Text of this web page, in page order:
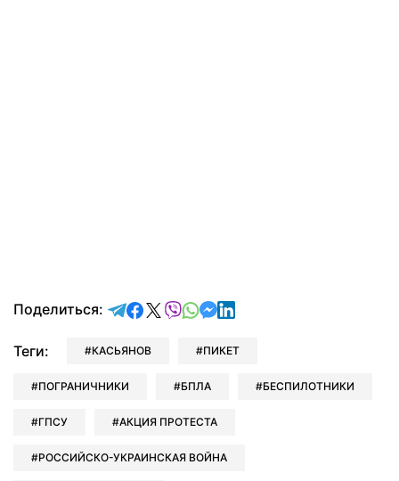
Поделиться: отправить в Telegram
поделиться в Facebook
поделиться в X
отправить в Viber
отправить в Whatsapp
отправить в Messenger
отправить в LinkedIn
Теги: КАСЬЯНОВ ПИКЕТ
ПОГРАНИЧНИКИ БПЛА БЕСПИЛОТНИКИ
ГПСУ АКЦИЯ ПРОТЕСТА
РОССИЙСКО-УКРАИНСКАЯ ВОЙНА